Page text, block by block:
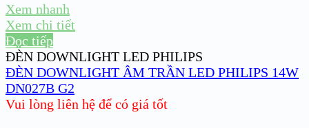
Xem nhanh
Xem chi tiết
Đọc tiếp
ĐÈN DOWNLIGHT LED PHILIPS
ĐÈN DOWNLIGHT ÂM TRẦN LED PHILIPS 14W
DN027B G2
Vui lòng liên hệ để có giá tốt